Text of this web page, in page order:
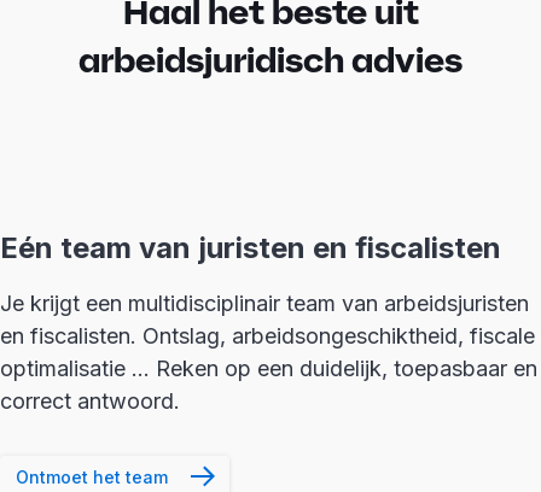
Haal het beste uit
arbeidsjuridisch advies
Eén team van juristen en fiscalisten
Je krijgt een multidisciplinair team van arbeidsjuristen
en fiscalisten. Ontslag, arbeidsongeschiktheid, fiscale
optimalisatie … Reken op een duidelijk, toepasbaar en
correct antwoord.
Ontmoet het team